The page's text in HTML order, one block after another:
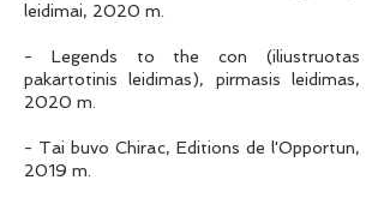
leidimai, 2020 m.
- Legends to the con (iliustruotas
pakartotinis leidimas), pirmasis leidimas,
2020 m.
- Tai buvo Chirac, Editions de l'Opportun,
2019 m.